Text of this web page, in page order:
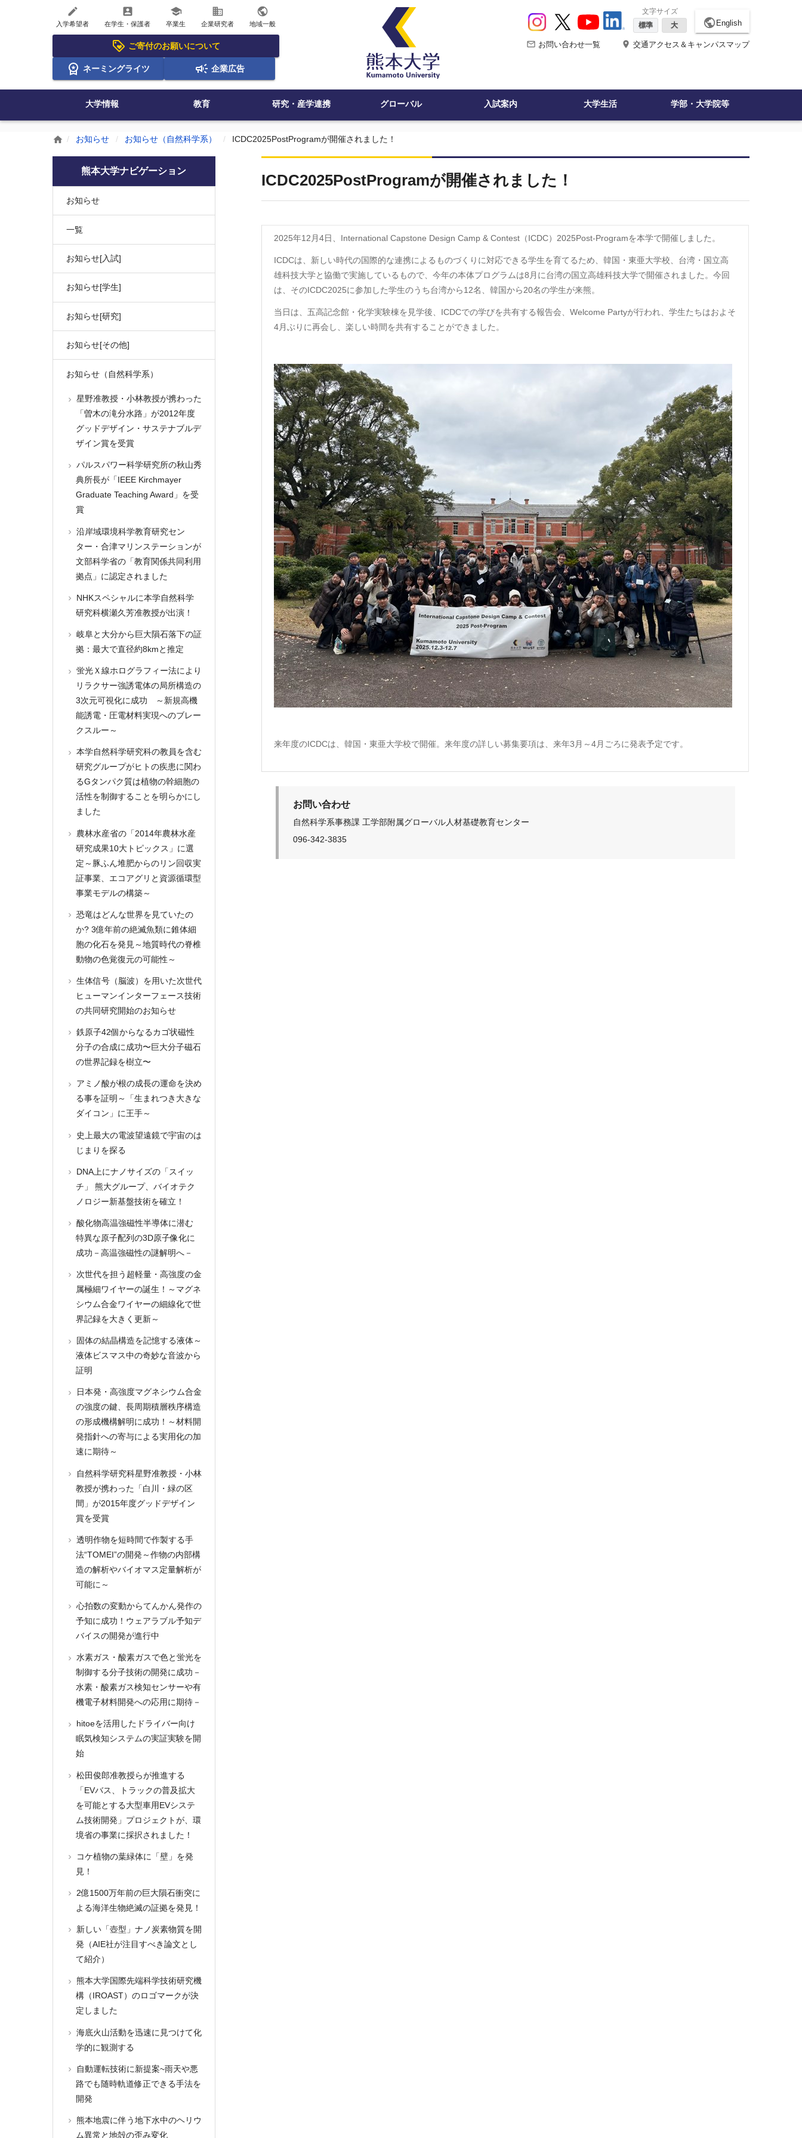
create
入学希望者
account_box
在学生・保護者
school
卒業生
business
企業研究者
public
地域一般
ご寄付のお願いについて
ネーミングライツ 企業広告
文字サイズ
標準
大 public English
mail_outline お問い合わせ一覧 place 交通アクセス＆キャンパスマップ
大学情報 教育 研究・産学連携 グローバル 入試案内 大学生活 学部・大学院等
home お知らせ お知らせ（自然科学系） ICDC2025PostProgramが開催されました！
ICDC2025PostProgramが開催されました！
2025年12 月4日、 International Capstone Design Camp & Contest （ICDC） 2025Post-Programを本学で開催しました。
ICDCは、新しい時代の国際的な連携によるものづくりに対応できる学生を育てるため、韓国・東亜大学校、台湾・国立高
雄科技大学と協働で実施しているもので、今年の本体プログラムは8 月に台湾の国立高雄科技大学で開催されました。今回
は、そのICDC2025に参加した学生のうち台湾から12名、韓国から20名の学生が来熊。
当日は、五高記念館・化学実験棟を見学後、 ICDCでの学びを共有する報告会、 Welcome Partyが行われ、学生たちはおよそ
4月ぶりに再会し、楽しい時間を共有することができました。
来年度のICDCは、韓国・東亜大学校で開催。来年度の詳しい募集要項は、来年3 月～4月ごろに発表予定です。
お問い合わせ
自然科学系事務課 工学部附属グローバル人材基礎教育センター
096-342-3835
熊本大学ナビゲーション
お知らせ
一覧
お知らせ[入試]
お知らせ[学生]
お知らせ[研究]
お知らせ[その他]
お知らせ（自然科学系）
星野准教授・小林教授が携わった
「曽木の滝分水路」が2012年度
グッドデザイン・サステナブルデ
ザイン賞を受賞
パルスパワー科学研究所の秋山秀
典所長が「IEEE Kirchmayer
Graduate Teaching Award」を受
賞
沿岸域環境科学教育研究セン
ター・合津マリンステーションが
文部科学省の「教育関係共同利用
拠点」に認定されました
NHKスペシャルに本学自然科学
研究科横瀬久芳准教授が出演！
岐阜と大分から巨大隕石落下の証
拠：最大で直径約8kmと推定
蛍光Ｘ線ホログラフィー法により
リラクサー強誘電体の局所構造の
3次元可視化に成功 ～新規高機
能誘電・圧電材料実現へのブレー
クスルー～
本学自然科学研究科の教員を含む
研究グループがヒトの疾患に関わ
るGタンパク質は植物の幹細胞の
活性を制御することを明らかにし
ました
農林水産省の「2014年農林水産
研究成果10大トピックス」に選
定～豚ふん堆肥からのリン回収実
証事業、エコアグリと資源循環型
事業モデルの構築～
恐竜はどんな世界を見ていたの
か? 3億年前の絶滅魚類に錐体細
胞の化石を発見～地質時代の脊椎
動物の色覚復元の可能性～
生体信号（脳波）を用いた次世代
ヒューマンインターフェース技術
の共同研究開始のお知らせ
鉄原子42個からなるカゴ状磁性
分子の合成に成功〜巨大分子磁石
の世界記録を樹立〜
アミノ酸が根の成長の運命を決め
る事を証明～「生まれつき大きな
ダイコン」に王手～
史上最大の電波望遠鏡で宇宙のは
じまりを探る
DNA上にナノサイズの「スイッ
チ」 熊大グループ、バイオテク
ノロジー新基盤技術を確立！
酸化物高温強磁性半導体に潜む
特異な原子配列の3D原子像化に
成功－高温強磁性の謎解明へ－
次世代を担う超軽量・高強度の金
属極細ワイヤーの誕生！～マグネ
シウム合金ワイヤーの細線化で世
界記録を大きく更新～
固体の結晶構造を記憶する液体～
液体ビスマス中の奇妙な音波から
証明
日本発・高強度マグネシウム合金
の強度の鍵、長周期積層秩序構造
の形成機構解明に成功！～材料開
発指針への寄与による実用化の加
速に期待～
自然科学研究科星野准教授・小林
教授が携わった「白川・緑の区
間」が2015年度グッドデザイン
賞を受賞
透明作物を短時間で作製する手
法“TOMEI”の開発～作物の内部構
造の解析やバイオマス定量解析が
可能に～
心拍数の変動からてんかん発作の
予知に成功！ウェアラブル予知デ
バイスの開発が進行中
水素ガス・酸素ガスで色と蛍光を
制御する分子技術の開発に成功－
水素・酸素ガス検知センサーや有
機電子材料開発への応用に期待－
hitoeを活用したドライバー向け
眠気検知システムの実証実験を開
始
松田俊郎准教授らが推進する
「EVバス、トラックの普及拡大
を可能とする大型車用EVシステ
ム技術開発」プロジェクトが、環
境省の事業に採択されました！
コケ植物の葉緑体に「壁」を発
見！
2億1500万年前の巨大隕石衝突に
よる海洋生物絶滅の証拠を発見！
新しい「壺型」ナノ炭素物質を開
発（AIE社が注目すべき論文とし
て紹介）
熊本大学国際先端科学技術研究機
構（IROAST）のロゴマークが決
定しました
海底火山活動を迅速に見つけて化
学的に観測する
自動運転技術に新提案~雨天や悪
路でも随時軌道修正できる手法を
開発
熊本地震に伴う地下水中のヘリウ
ム異常と地殻の歪み変化